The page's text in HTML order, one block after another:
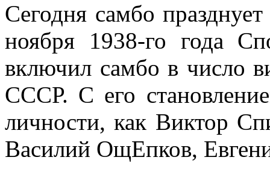
Сегодня самбо
ноября 1938-го года
включил самбо в число
СССР. С его
личности, как Виктор
Василий ОщЕпков,